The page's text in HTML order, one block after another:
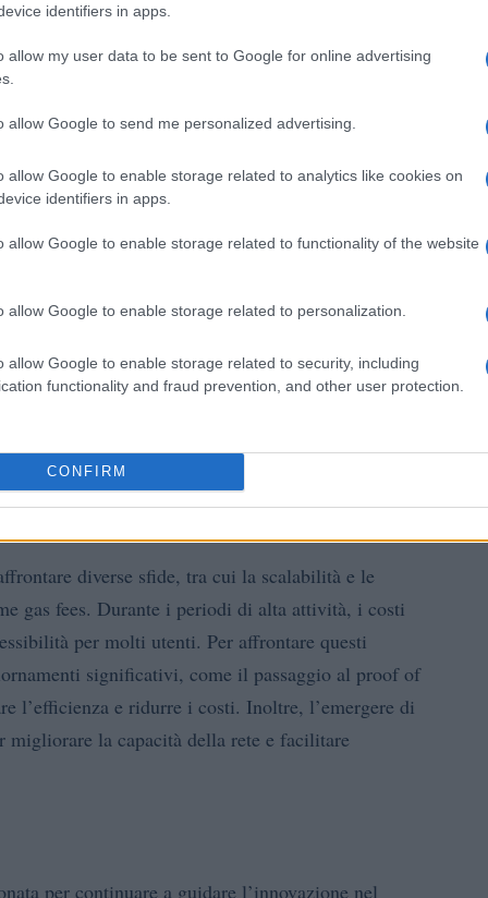
identifiers in apps.
allow my user data to be sent to Google for online advertising
allow Google to send me personalized advertising.
allow Google to enable storage related to analytics like cookies on
identifiers in apps.
allow Google to enable storage related to functionality of the website
allow Google to enable storage related to personalization.
allow Google to enable storage related to security, including
functionality and fraud prevention, and other user protection.
CONFIRM
di un equilibrio tra innovazione e protezione
diverse sfide, tra cui la scalabilità e le
gas fees. Durante i periodi di alta attività, i costi
per molti utenti. Per affrontare questi
significativi, come il passaggio al proof of
l’efficienza e ridurre i costi. Inoltre, l’emergere di
la capacità della rete e facilitare
per continuare a guidare l’innovazione nel